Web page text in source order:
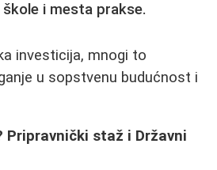
i mesta prakse.
investicija, mnogi to
u sopstvenu budućnost i
Pripravnički staž i Državni